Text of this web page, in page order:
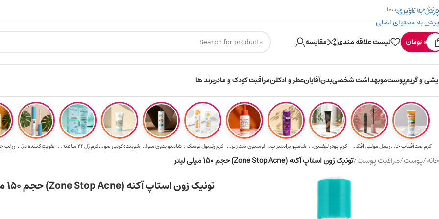
پرش به ناوبری
پرش به محتوای اصلی
هدیه برای خرید های بالای ۵ میلیون تومن ارسال رایگان برای خرید ۳.۵ میلیون به یالا ۳۰۰ میسکوین (۳۰ هزار تومن) هدیه خرید اول
اینترنتی میسفا
0تومان لیست علاقه مندی مقایسه
و گریمپوستموبهداشت شخصیبدنآقایانعطر و ادکلنمراقبت کودک و مادربرند ها
کرم ضد آفتاب حا... ریمل مولتی افکت... کرم پودر لیفتین... شامپو پرایمیر پ... لوسیون ضد ریزش ... کرم رتینول نوسک... شامپو بدون سولف... شوینده کرمی صور...کرم ژل ۲۴ ساعته... تقویت‌ کننده مژ... رژ لب
خانه/پوست/مراقبت پوست/تونیک زون استاپ آکنه (Zone Stop Acne) حجم ۱۵۰ میلی لیتر
تونیک زون استاپ آکنه (Zone Stop Acne) حجم ۱۵۰ میلی لیتر